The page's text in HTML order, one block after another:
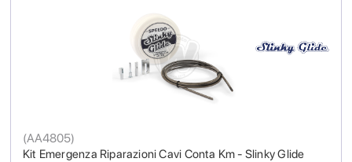
Kit Emergenza Riparazioni Cavi Conta Km - Slinky Glide
(AA4805)